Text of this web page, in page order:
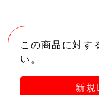
この商品に対す
い。
新規